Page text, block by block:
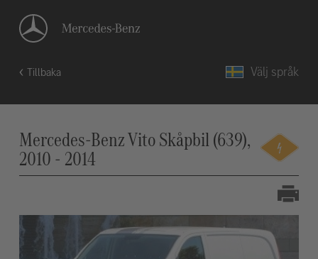
Tillbaka Välj språk
Mercedes-Benz Vito Skåpbil (639),
2010 - 2014